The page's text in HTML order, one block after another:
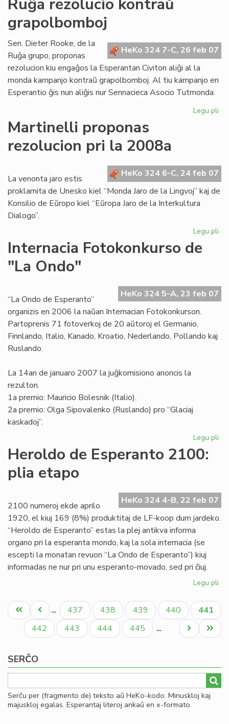
Ruĝa rezolucio kontraŭ
grapolbomboj
HeKo 324 7-C, 26 feb 07
Sen. Dieter Rooke, de la
Ruĝa grupo, proponas
rezolucion kiu engaĝos la Esperantan Civiton aliĝi al la
monda kampanjo kontraŭ grapolbomboj. Al tiu kampanjo en
Esperantio ĝis nun aliĝis nur Sennacieca Asocio Tutmonda.
Legu pli
Martinelli proponas
rezolucion pri la 2008a
HeKo 324 6-C, 24 feb 07
La venonta jaro estis
proklamita de Unesko kiel “Monda Jaro de la Lingvoj” kaj de
Konsilio de Eŭropo kiel “Eŭropa Jaro de la Interkultura
Dialogo”.
Legu pli
la
Internacia Fotokonkurso de
"La Ondo"
HeKo 324 5-A, 23 feb 07
“La Ondo de Esperanto”
organizis en 2006 la naŭan Internacian Fotokonkurson.
Partoprenis 71 fotoverkoj de 20 aŭtoroj el Germanio,
Finnlando, Italio, Kanado, Kroatio, Nederlando, Pollando kaj
Ruslando.
La 14an de januaro 2007 la juĝkomisiono anoncis la
rezulton.
1a premio: Mauricio Bolesnik (Italio).
2a premio: Olga Sipovalenko (Ruslando) pro “Glaciaj
kaskadoj”.
Legu pli
Heroldo de Esperanto 2100:
plia etapo
HeKo 324 4-B, 22 feb 07
2100 numeroj ekde aprilo
1920, el kiuj 169 (8%) produktitaj de LF-koop dum jardeko.
“Heroldo de Esperanto” estas la plej antikva informa
organo pri la esperanta mondo, kaj la sola internacia (se
escepti la monatan revuon “La Ondo de Esperanto”) kiuj
informadas ne nur pri unu esperanto-movado, sed pri ĉiuj.
Legu pli
de
Pagination
Unua
paĝo
Antaŭa
paĝo
… Paĝo
437 Paĝo
438 Paĝo
439 Paĝo
440
Aktuala
paĝo
441
Paĝo
442 Paĝo
443 Paĝo
444 Paĝo
445 …
Last
page
Next
page
SERĈO
Serĉu per (fragmento de) teksto aŭ HeKo-kodo. Minuskloj kaj
majuskloj egalas. Esperantaj literoj ankaŭ en x-formato.